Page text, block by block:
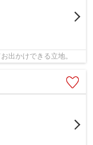
出かけできる立地。